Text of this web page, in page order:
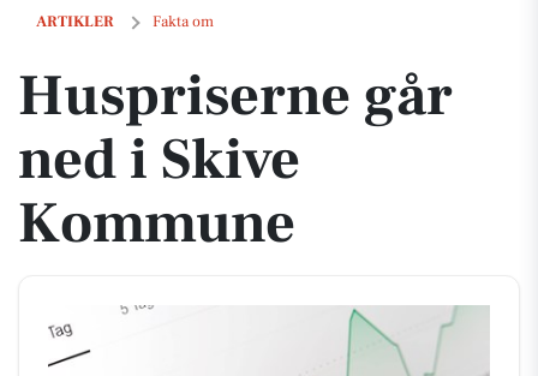
ARTIKLER Fakta om
Huspriserne går ned i Skive Kommune
Huspriserne går
ned i Skive
Kommune